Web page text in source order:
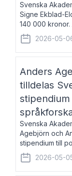
Svenska
Signe Ekblad-
140 000
och
lovordade
2026-05-
Anders
tilldelas
Svenska
Agebjörn och
stipendium till
Anders
2026-05-